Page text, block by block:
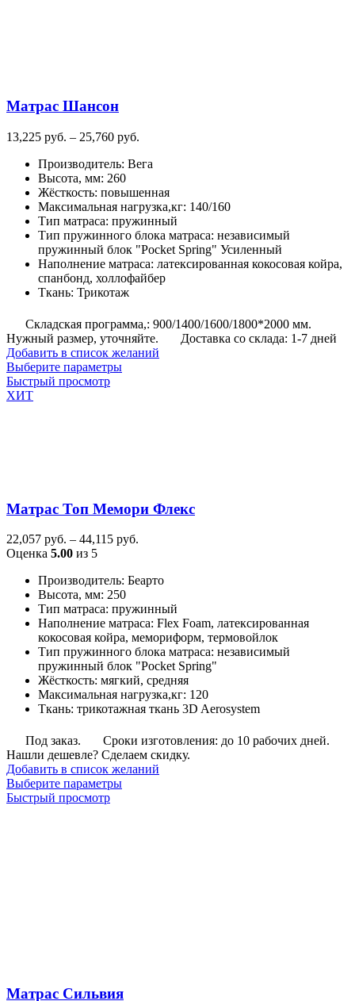
Матрас Шансон
13,225 руб. – 25,760 руб.
13,225
–
25,760
руб.
Производитель: Вега
Высота, мм: 260
Жёсткость: повышенная
Максимальная нагрузка,кг: 140/160
Тип матраса: пружинный
Тип пружинного блока матраса: независимый
пружинный блок "Pocket Spring" Усиленный
Наполнение матраса: латексированная кокосовая койра,
спанбонд, холлофайбер
Ткань: Трикотаж
Складская программа,: 900/1400/1600/1800*2000 мм.
Нужный размер, уточняйте.
Доставка со склада: 1-7 дней
Добавить в список желаний
Выберите параметрыЭтот
товара.
Быстрый просмотр
ХИТ
Матрас Топ Мемори Флекс
22,057 руб. – 44,115 руб.
руб.
44,115
руб.
Оценка 5.00 из 5
Производитель: Беарто
Высота, мм: 250
Тип матраса: пружинный
Наполнение матраса: Flex Foam, латексированная
кокосовая койра, мемориформ, термовойлок
Тип пружинного блока матраса: независимый
пружинный блок "Pocket Spring"
Жёсткость: мягкий, средняя
Максимальная нагрузка,кг: 120
Ткань: трикотажная ткань 3D Aerosystem
Под заказ.
Сроки изготовления: до 10 рабочих дней.
Нашли дешевле? Сделаем скидку.
Добавить в список желаний
Выберите параметрыЭтот
Быстрый просмотр
Матрас Сильвия